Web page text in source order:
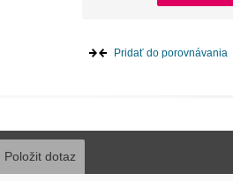
Pridať do porovnávania
Položit dotaz